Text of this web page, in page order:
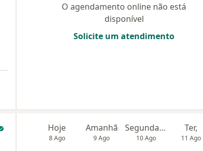
O agendamento online não está
disponível
Solicite um atendimento
Hoje
8 Ago
Amanhã
9 Ago
Segunda-feira
10 Ago
Ter,
11 Ago